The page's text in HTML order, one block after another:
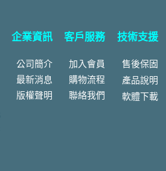
企業資訊
公司簡介
最新消息
版權聲明
客戶服務
加入會員
購物流程
聯絡我們
技術支援
售後保固
產品說明
軟體下載